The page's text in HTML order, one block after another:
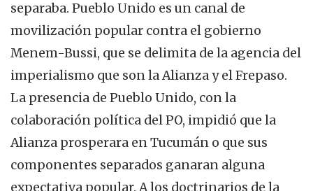
separaba. Pueblo Unido es un canal de
movilización popular contra el gobierno
Menem-Bussi, que se delimita de la agencia del
imperialismo que son la Alianza y el Frepaso.
La presencia de Pueblo Unido, con la
colaboración política del PO, impidió que la
Alianza prosperara en Tucumán o que sus
componentes separados ganaran alguna
expectativa popular. A los doctrinarios de la